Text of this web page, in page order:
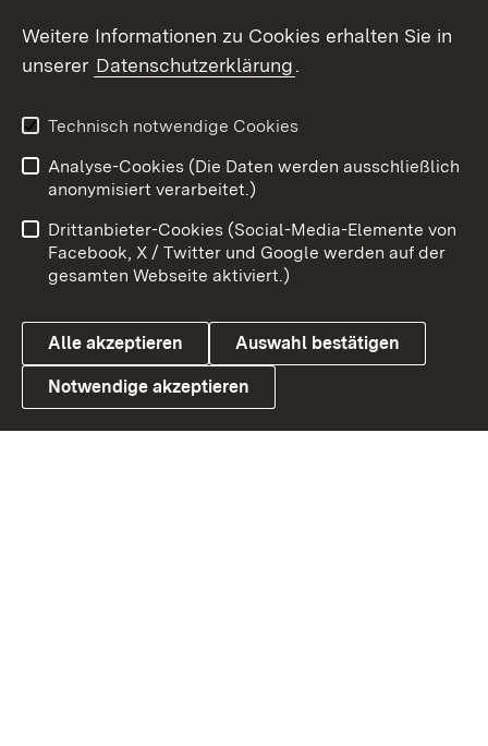
X / Twitter
Youtube
Link zum Landesportal
Impressum
Kontakt
Barrierefreiheit
Datenschutz
Cookies
Weitere Informationen zu Cookies erhalten Sie in
unserer Datenschutzerklärung.
Technisch notwendige Cookies
Analyse-Cookies (Die Daten werden ausschließlich
anonymisiert verarbeitet.)
Drittanbieter-Cookies (Social-Media-Elemente von
Facebook, X / Twitter und Google werden auf der
gesamten Webseite aktiviert.)
Alle akzeptieren Auswahl bestätigen
Notwendige akzeptieren